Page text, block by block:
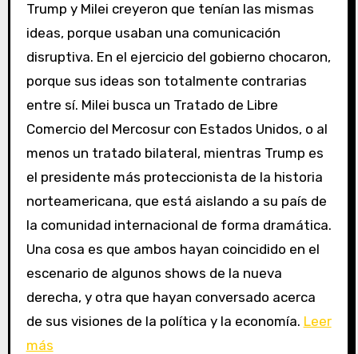
Trump y Milei creyeron que tenían las mismas
ideas, porque usaban una comunicación
disruptiva. En el ejercicio del gobierno chocaron,
porque sus ideas son totalmente contrarias
entre sí. Milei busca un Tratado de Libre
Comercio del Mercosur con Estados Unidos, o al
menos un tratado bilateral, mientras Trump es
el presidente más proteccionista de la historia
norteamericana, que está aislando a su país de
la comunidad internacional de forma dramática.
Una cosa es que ambos hayan coincidido en el
escenario de algunos shows de la nueva
derecha, y otra que hayan conversado acerca
de sus visiones de la política y la economía. Leer
más